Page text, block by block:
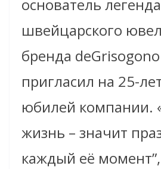
основатель
швейцарского
бренда
пригласил на 25-
юбилей компании.
жизнь – значит
каждый её